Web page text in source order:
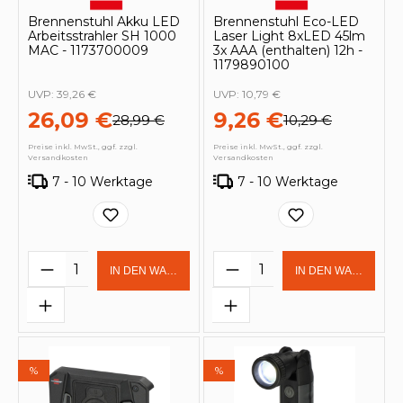
Brennenstuhl Akku LED
Arbeitsstrahler SH 1000
MAC - 1173700009
26,09 €28,99 €
UVP: 39,26 €
Preise inkl. MwSt., ggf. zzgl.
Versandkosten
7 - 10 Werktage
Produkt Anzahl: Gib den
IN DEN WARENKORB
Brennenstuhl Eco-LED
Laser Light 8xLED 45lm
3x AAA (enthalten) 12h -
1179890100
9,26 €10,29 €
UVP: 10,79 €
Preise inkl. MwSt., ggf. zzgl.
Versandkosten
7 - 10 Werktage
Produkt Anzahl:
IN DEN
% %